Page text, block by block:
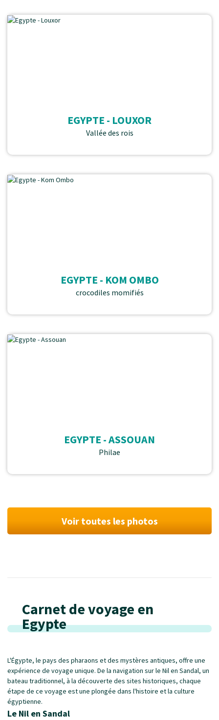
EGYPTE - LOUXOR
Vallée des rois
EGYPTE - KOM OMBO
crocodiles momifiés
EGYPTE - ASSOUAN
Philae
Voir toutes les photos
Carnet de voyage en
Egypte
L'Égypte, le pays des pharaons et des mystères antiques, offre une
expérience de voyage unique. De la navigation sur le Nil en Sandal, un
bateau traditionnel, à la découverte des sites historiques, chaque
étape de ce voyage est une plongée dans l'histoire et la culture
égyptienne.
Le Nil en Sandal